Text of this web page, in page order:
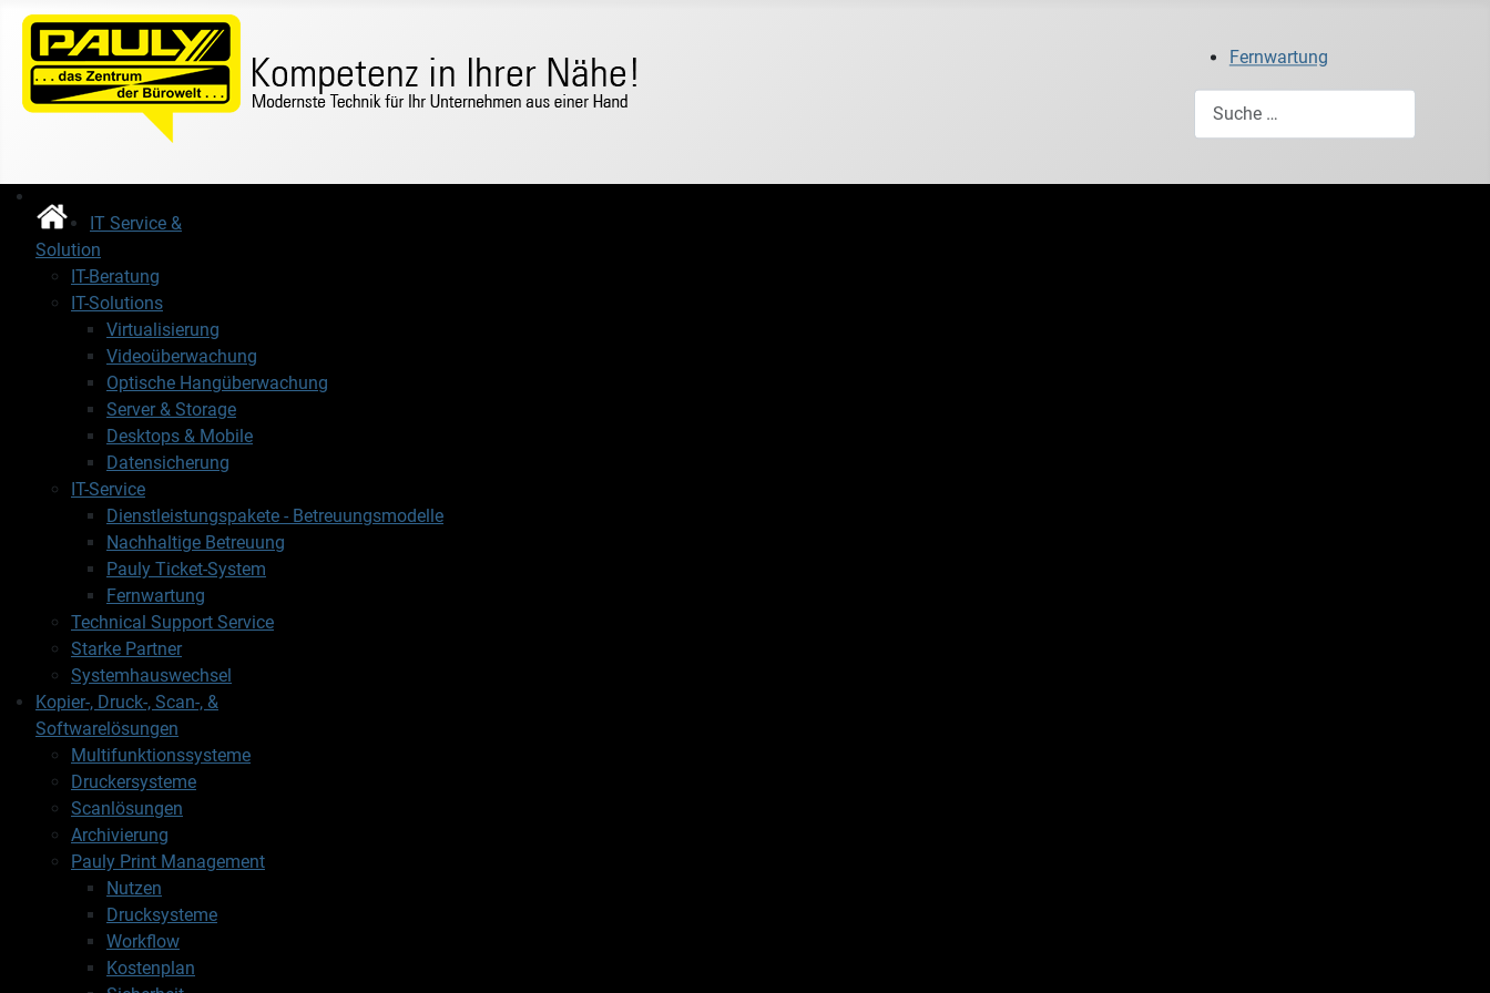
Fernwartung
IT Service &
Solution
IT-Beratung
IT-Solutions
Virtualisierung
Videoüberwachung
Optische Hangüberwachung
Server & Storage
Desktops & Mobile
Datensicherung
IT-Service
Dienstleistungspakete - Betreuungsmodelle
Nachhaltige Betreuung
Pauly Ticket-System
Fernwartung
Technical Support Service
Starke Partner
Systemhauswechsel
Kopier-, Druck-, Scan-, &
Softwarelösungen
Multifunktionssysteme
Druckersysteme
Scanlösungen
Archivierung
Pauly Print Management
Nutzen
Drucksysteme
Workflow
Kostenplan